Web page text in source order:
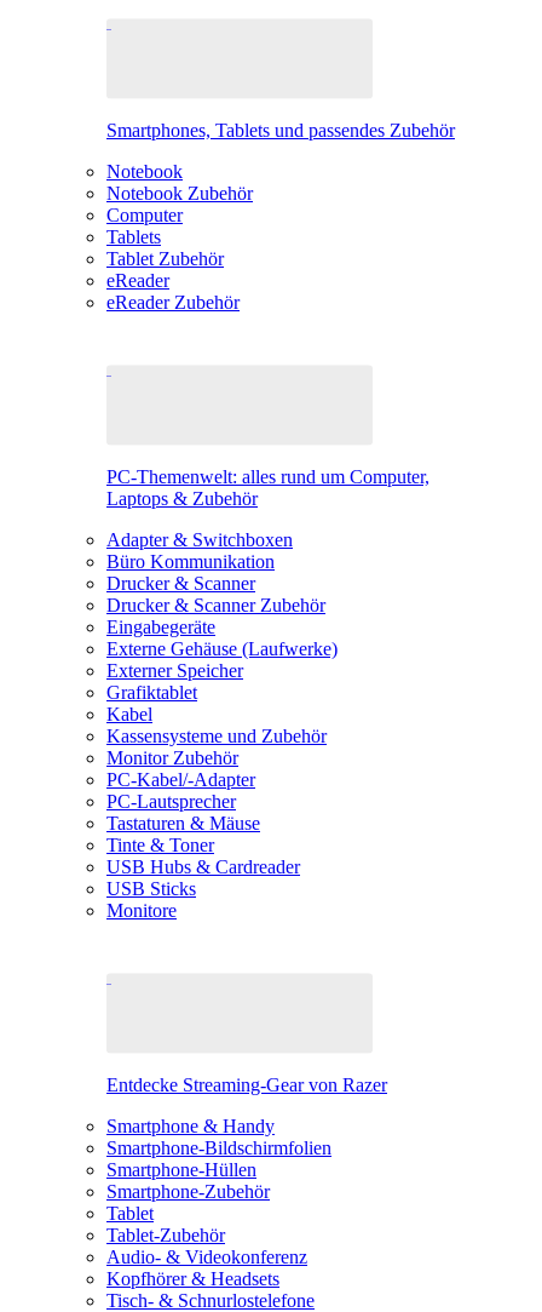
Smartphones, Tablets und passendes Zubehör
Notebook
Notebook Zubehör
Computer
Tablets
Tablet Zubehör
eReader
eReader Zubehör
PC-Themenwelt: alles rund um Computer,
Laptops & Zubehör
Adapter & Switchboxen
Büro Kommunikation
Drucker & Scanner
Drucker & Scanner Zubehör
Eingabegeräte
Externe Gehäuse (Laufwerke)
Externer Speicher
Grafiktablet
Kabel
Kassensysteme und Zubehör
Monitor Zubehör
PC-Kabel/-Adapter
PC-Lautsprecher
Tastaturen & Mäuse
Tinte & Toner
USB Hubs & Cardreader
USB Sticks
Monitore
Entdecke Streaming-Gear von Razer
Smartphone & Handy
Smartphone-Bildschirmfolien
Smartphone-Hüllen
Smartphone-Zubehör
Tablet
Tablet-Zubehör
Audio- & Videokonferenz
Kopfhörer & Headsets
Tisch- & Schnurlostelefone